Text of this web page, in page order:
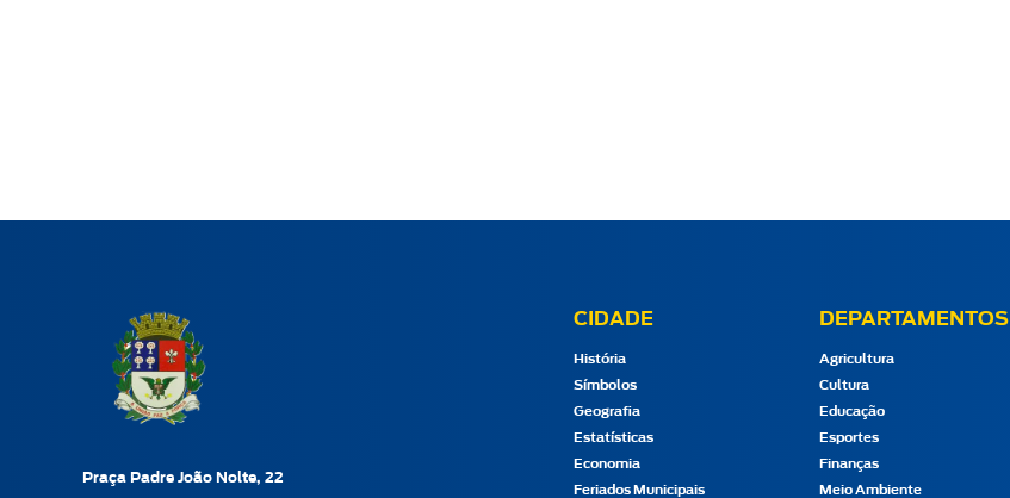
Praça Padre João Nolte, 22
CIDADE
História
Símbolos
Geografia
Estatísticas
Economia
Feriados Municipais
DEPARTAMENTOS
Agricultura
Cultura
Educação
Esportes
Finanças
Meio Ambiente